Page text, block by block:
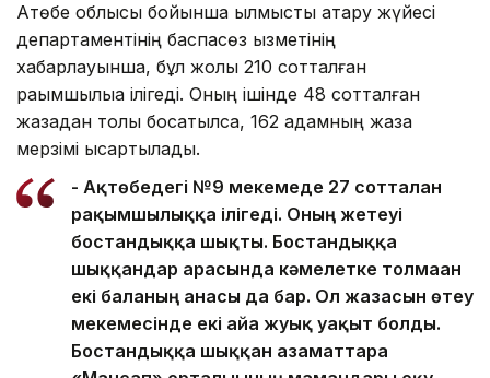
Ақтөбе облысы бойынша қылмыстық атқару жүйесі
департаментінің баспасөз қызметінің
хабарлауынша, бұл жолы 210 сотталған
рақымшылыққа ілігеді. Оның ішінде 48 сотталған
жазадан толық босатылса, 162 адамның жаза
мерзімі қысқартылады.
- Ақтөбедегі №9 мекемеде 27 сотталған
рақымшылыққа ілігеді. Оның жетеуі
бостандыққа шықты. Бостандыққа
шыққандар арасында кәмелетке толмаған
екі баланың анасы да бар. Ол жазасын өтеу
мекемесінде екі айға жуық уақыт болды.
Бостандыққа шыққан азаматтарға